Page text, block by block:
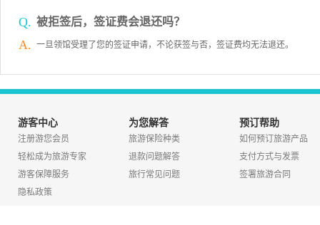
Q. 被拒签后，签证费会退还吗？
A. 一旦领馆受理了您的签证申请，不论获签与否，签证费均无法退还。
游客中心
注册游您会员
轻松成为旅游专家
游客保障服务
隐私政策
为您解答
旅游保险种类
退款问题解答
旅行常见问题
预订帮助
如何预订旅游产品
支付方式与发票
签署旅游合同